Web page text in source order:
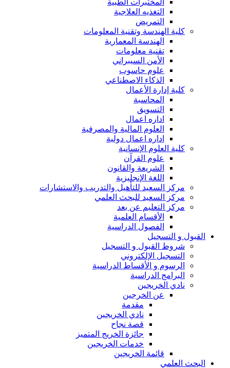
المختبرات الطبية
التغذيه العلاجية
التمريض
كلية الهندسة وتقنية المعلومات
الهندسة المعمارية
تقنية معلومات
الأمن السيبراني
علوم حاسوب
الذكاء الاصطناعي
كلية إدارة الأعمال
المحاسبة
التسويق
اداره اعمال
العلوم المالية والمصرفية
اداره اعمال دولية
كلية العلوم الإنسانية
علوم القرآن
الشريعة والقانون
اللغة الإنجليزية
مركز السعيد للتأهيل والتدريب والاستشارات
مركز السعيد للبحث العلمي
مركز التعليم عن بعد
الأقسام العلمية
الفصول الدراسية
القبول و التسجيل
شروط القبول و التسجيل
التسجيل الإلكتروني
الرسوم و الأقساط الدراسية
البرامج الدراسية
نادي الخريجين
عن الخرجين
مقدمة
نادي الخريجين
قصة نجاح
جائزة الخريج المتميز
خدمات الخريجين
قائمة الخريجين
البحث العلمي